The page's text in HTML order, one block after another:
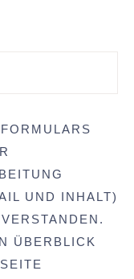
UND INHALT)
ÜBERBLICK